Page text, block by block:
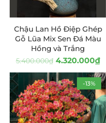
Chậu Lan Hồ Điệp Ghép
Gỗ Lũa Mix Sen Đá Màu
Hồng và Trắng
5.400.000₫ 4.320.000₫
-13%